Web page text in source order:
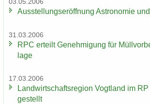
03.05.2006
Aus­stel­lungs­er­öff­nung As­tro­no­mie
31.03.2006
RPC er­teilt Ge­neh­mi­gung für
la­ge
17.03.2006
Land­wirt­schafts­re­gi­on Vogt­land im
ge­stellt